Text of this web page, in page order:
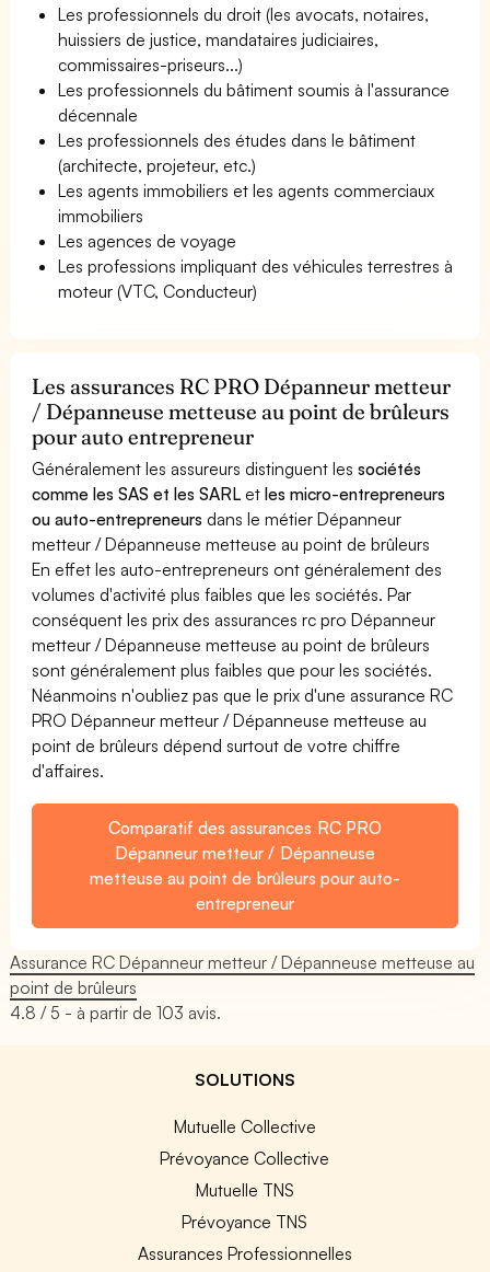
Les professionnels du droit (les avocats, notaires,
huissiers de justice, mandataires judiciaires,
commissaires-priseurs...)
Les professionnels du bâtiment soumis à l'assurance
décennale
Les professionnels des études dans le bâtiment
(architecte, projeteur, etc.)
Les agents immobiliers et les agents commerciaux
immobiliers
Les agences de voyage
Les professions impliquant des véhicules terrestres à
moteur (VTC, Conducteur)
Les assurances RC PRO Dépanneur metteur
/ Dépanneuse metteuse au point de brûleurs
pour auto entrepreneur
Généralement les assureurs distinguent lessociétés
comme les SAS et les SARL etles micro-entrepreneurs
ou auto-entrepreneurs dans le métier Dépanneur
metteur / Dépanneuse metteuse au point de brûleurs
En effet les auto-entrepreneurs ont généralement des
volumes d'activité plus faibles que les sociétés. Par
conséquent les prix des assurances rc pro Dépanneur
metteur / Dépanneuse metteuse au point de brûleurs
sont généralement plus faibles que pour les sociétés.
Néanmoins n'oubliez pas que le prix d'une assurance RC
PRO Dépanneur metteur / Dépanneuse metteuse au
point de brûleurs dépend surtout de votre chiffre
d'affaires.
Comparatif des assurances RC PRO
Dépanneur metteur / Dépanneuse
metteuse au point de brûleurs pour auto-
entrepreneur
Assurance RC Dépanneur metteur / Dépanneuse metteuse au
point de brûleurs
4.8 / 5 - à partir de103 avis.
SOLUTIONS
Mutuelle Collective
Prévoyance Collective
Mutuelle TNS
Prévoyance TNS
Assurances Professionnelles